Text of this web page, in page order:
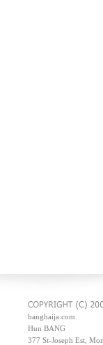
banghaija.com
Hun BANG
377 St-Joseph Est,